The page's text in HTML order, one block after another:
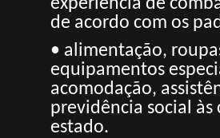
experiência de
de acordo com os
• alimentação,
equipamentos
acomodação,
previdência social às
estado.